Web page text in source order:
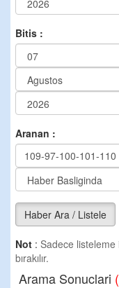
Bitis :
Aranan :
Haber Ara / Listele
Not : Sadece listeleme
bırakılır.
Arama Sonuclari